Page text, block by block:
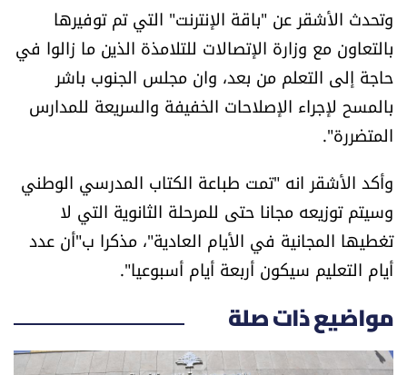
وتحدث الأشقر عن "باقة الإنترنت" التي تم توفيرها
بالتعاون مع وزارة الإتصالات للتلامذة الذين ما زالوا في
حاجة إلى التعلم من بعد، وان مجلس الجنوب باشر
بالمسح لإجراء الإصلاحات الخفيفة والسريعة للمدارس
المتضررة".
وأكد الأشقر انه "تمت طباعة الكتاب المدرسي الوطني
وسيتم توزيعه مجانا حتى للمرحلة الثانوية التي لا
تغطيها المجانية في الأيام العادية"، مذكرا ب"أن عدد
أيام التعليم سيكون أربعة أيام أسبوعيا".
مواضيع ذات صلة